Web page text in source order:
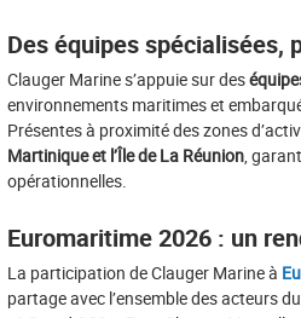
Des équipes spécialisées,
Clauger Marine s’appuie sur des
environnements maritimes et
Présentes à proximité des zones
Martinique et l’Île de La Réunion,
opérationnelles.
Euromaritime 2026 : un
La participation de Clauger Marine à
partage avec l’ensemble des acteurs